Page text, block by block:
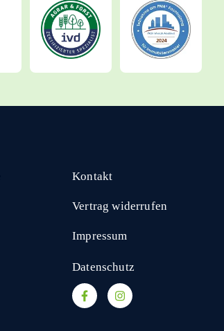
Kontakt
Vertrag widerrufen
Impressum
Datenschutz